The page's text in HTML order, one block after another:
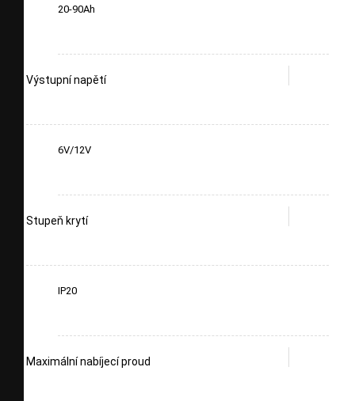
20-90Ah
Výstupní napětí
6V/12V
Stupeň krytí
IP20
Maximální nabíjecí proud